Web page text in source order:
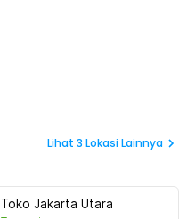
Lihat 3 Lokasi Lainnya
Toko Jakarta Utara